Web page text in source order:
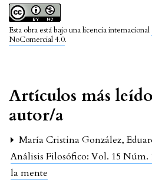
Esta obra está bajo una licencia internacional
NoComercial 4.0.
Artículos más
autor/a
María Cristina González,
Análisis Filosófico: Vol. 15 Núm.
la mente